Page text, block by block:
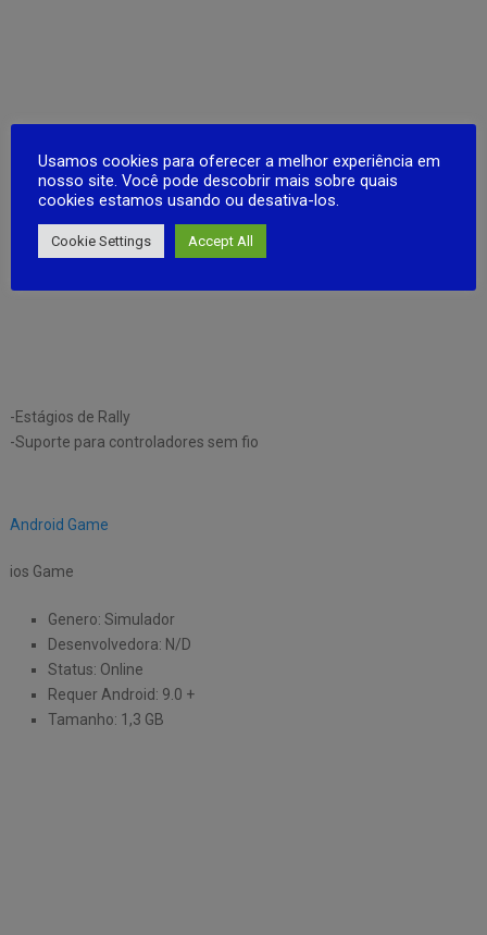
-Estágios de Rally
-Suporte para controladores sem fio
Android Game
ios Game
Genero: Simulador
Desenvolvedora: N/D
Status: Online
Requer Android: 9.0 +
Tamanho: 1,3 GB
Usamos cookies para oferecer a melhor experiência em
nosso site. Você pode descobrir mais sobre quais
cookies estamos usando ou desativa-los.
Cookie Settings Accept All